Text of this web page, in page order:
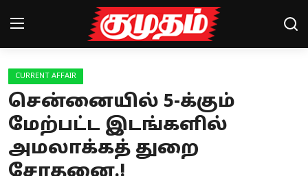
Home
Magazines
Games
CURRENT AFFAIR
சென்னையில் 5-க்கும்
மேற்பட்ட இடங்களில்
அமலாக்கத் துறை